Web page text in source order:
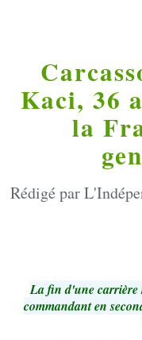
Kaci, 36
la
Rédigé par
La fin d'une carrière
commandant en